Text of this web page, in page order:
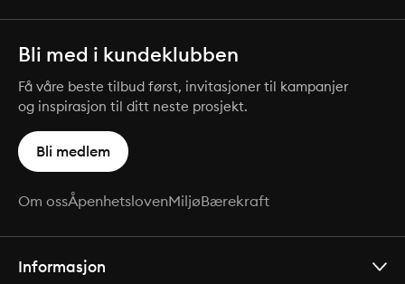
Bli med i kundeklubben
Få våre beste tilbud først, invitasjoner til kampanjer
og inspirasjon til ditt neste prosjekt.
Bli medlem
Om ossÅpenhetslovenMiljøBærekraft
Informasjon